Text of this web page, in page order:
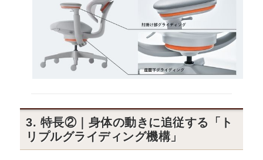
3. 特長②｜身体の動きに追従する「ト
リプルグライディング機構」